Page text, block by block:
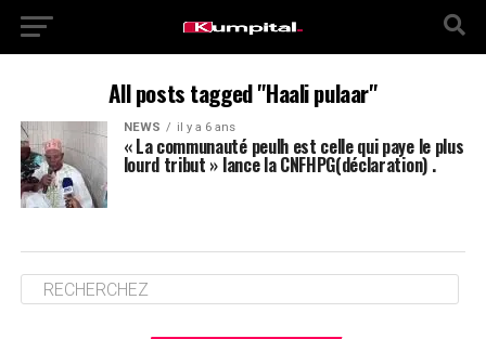
All posts tagged "Haali pulaar"
NEWS il y a 6 ans
« La communauté peulh est celle qui paye le plus
lourd tribut » lance la CNFHPG(déclaration) .